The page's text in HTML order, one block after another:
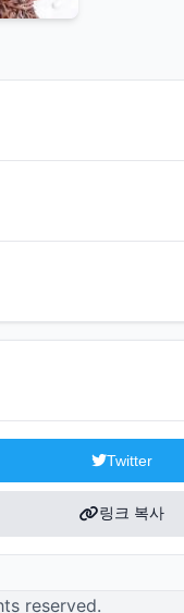
Twitter
링크 복사
reserved.